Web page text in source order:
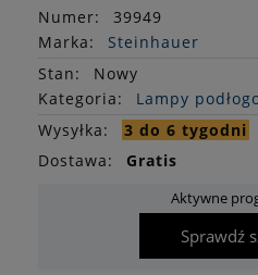
Numer:
39949
Marka:
Steinhauer
Stan:
Nowy
Kategoria:
Lampy
Wysyłka:
3 do 6 tygodni
Dostawa:
Gratis
Aktywne
Sprawdź